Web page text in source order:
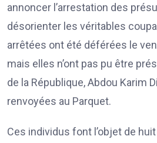
annoncer l’arrestation des
désorienter les véritables
arrêtées ont été déférées le
mais elles n’ont pas pu être
de la République, Abdou Karim
renvoyées au Parquet.
Ces individus font l’objet de